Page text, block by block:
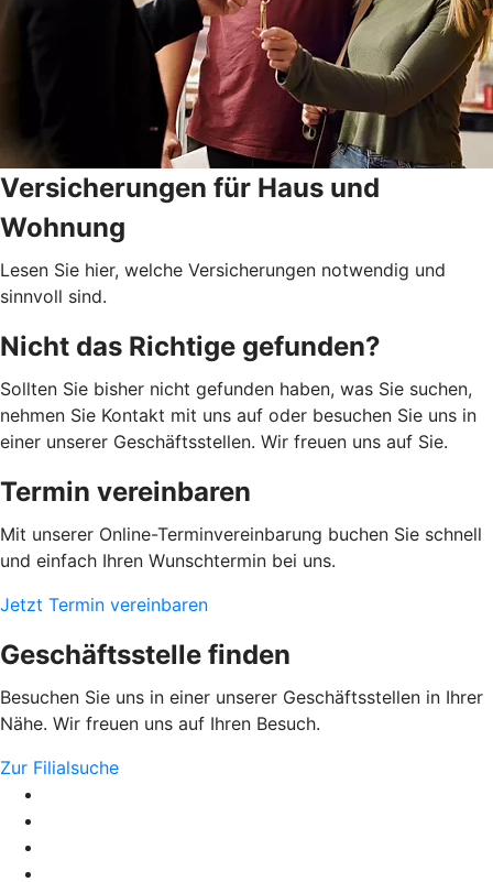
Versicherungen für Haus und
Wohnung
Lesen Sie hier, welche Versicherungen notwendig und
sinnvoll sind.
Nicht das Richtige gefunden?
Sollten Sie bisher nicht gefunden haben, was Sie suchen,
nehmen Sie Kontakt mit uns auf oder besuchen Sie uns in
einer unserer Geschäftsstellen. Wir freuen uns auf Sie.
Termin vereinbaren
Mit unserer Online-Terminvereinbarung buchen Sie schnell
und einfach Ihren Wunschtermin bei uns.
Jetzt Termin vereinbaren
Geschäftsstelle finden
Besuchen Sie uns in einer unserer Geschäftsstellen in Ihrer
Nähe. Wir freuen uns auf Ihren Besuch.
Zur Filialsuche